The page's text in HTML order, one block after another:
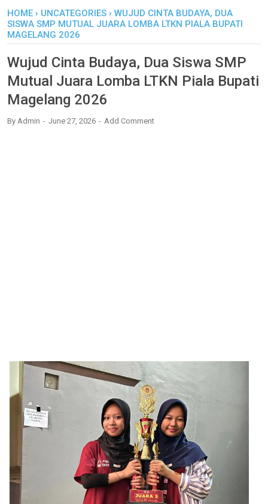
HOME › UNCATEGORIES › WUJUD CINTA BUDAYA, DUA
SISWA SMP MUTUAL JUARA LOMBA LTKN PIALA BUPATI
MAGELANG 2026
Wujud Cinta Budaya, Dua Siswa SMP
Mutual Juara Lomba LTKN Piala Bupati
Magelang 2026
By Admin June 27, 2026 Add Comment